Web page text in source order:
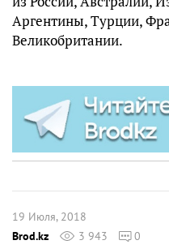
Аргентины, Турции,
Великобритании.
19 Июля, 2018
Brod.kz
3 943 0